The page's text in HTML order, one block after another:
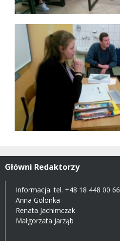
Główni Redaktorzy
Informacja: tel. +48 18 448 00 66
Anna Golonka
Renata Jachimczak
Małgorzata Jarząb